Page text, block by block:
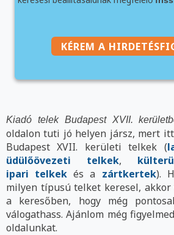
KÉREM A
Kiadó telek Budapest XVII.
oldalon tuti jó helyen jársz, mert
Budapest XVII. kerületi telkek (
üdülőövezeti telkek,
ipari telkek és a zártkertek).
milyen típusú telket keresel, akkor
a keresőben, hogy még
válogathass. Ajánlom még
oldalunkat.